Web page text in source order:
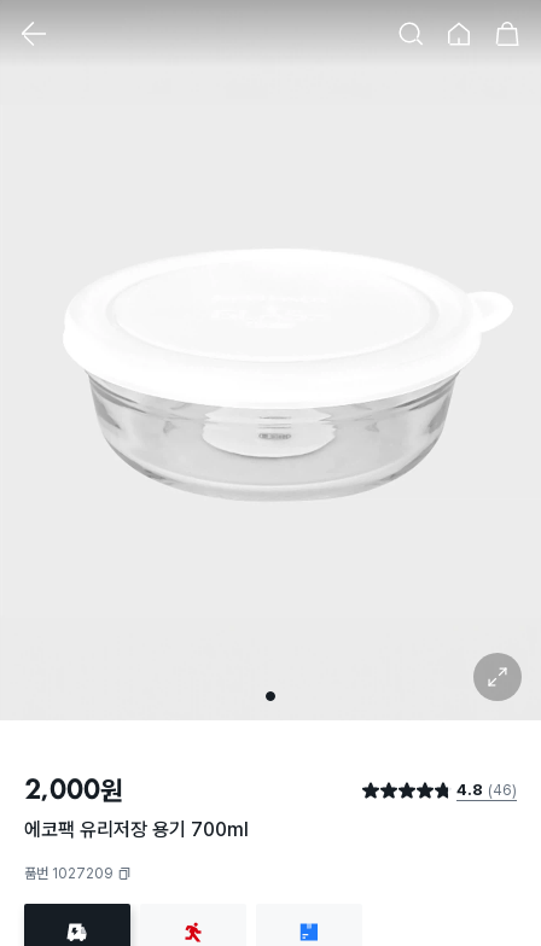
1
확대 보기
2,000원 별점 4.8점 4.8 (46)
에코팩 유리저장 용기 700ml
품번 1027209